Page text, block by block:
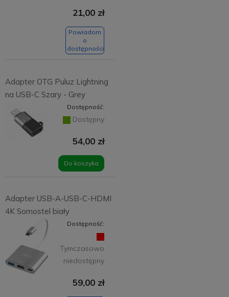
21,00 zł
Powiadom
o
dostępności
Adapter OTG Puluz Lightning
na USB-C Szary - Grey
Dostępność:
Dostępny
54,00 zł
Do koszyka
Adapter USB-A-USB-C-HDMI
4K Somostel biały
Dostępność:
Tymczasowo
niedostępny
59,00 zł